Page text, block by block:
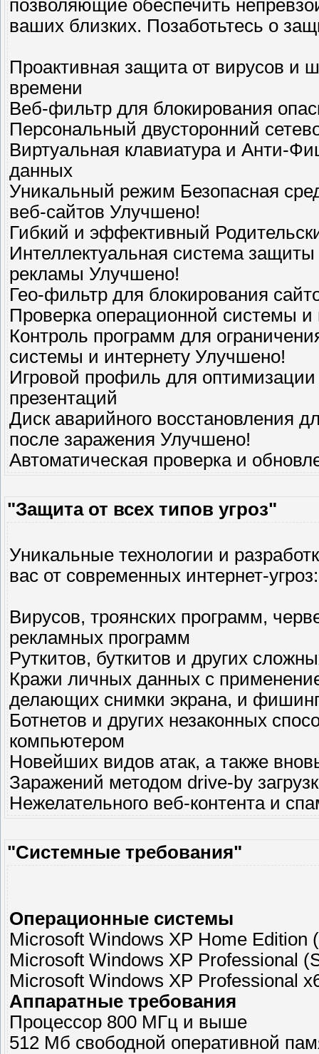
позволяющие обеспечить
ваших близких. Позаботьтесь о
Проактивная защита от вирусов и
времени
Веб-фильтр для блокирования
Персональный двусторонний
Виртуальная клавиатура и Анти-
данных
Уникальный режим Безопасная
веб-сайтов Улучшено!
Гибкий и эффективный
Интеллектуальная система
рекламы Улучшено!
Гео-фильтр для блокирования
Проверка операционной системы
Контроль программ для
системы и интернету Улучшено!
Игровой профиль для оптимизации
презентаций
Диск аварийного восстановления
после заражения Улучшено!
Автоматическая проверка и
"Защита от всех типов угроз"
Уникальные технологии и
вас от современных интернет-угроз:
Вирусов, троянских программ,
рекламных программ
Руткитов, буткитов и других
Кражи личных данных с
делающих снимки экрана, и
Ботнетов и других незаконных
компьютером
Новейших видов атак, а также
Заражений методом drive-by
Нежелательного веб-контента и
"Системные требования"
Операционные системы
Microsoft Windows XP Home
Microsoft Windows XP Professional
Microsoft Windows XP Professional
Аппаратные требования
Процессор 800 МГц и выше
512 Мб свободной оперативной